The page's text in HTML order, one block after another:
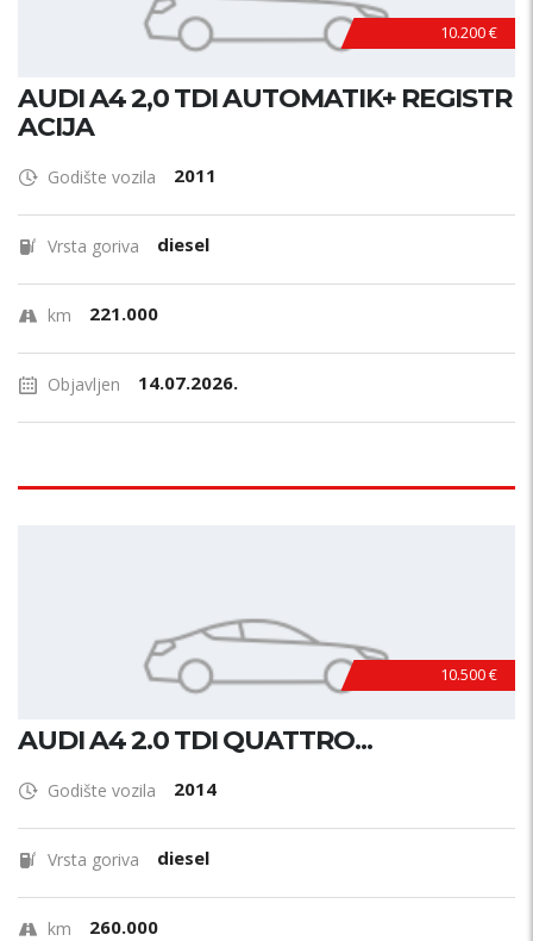
10.200 €
AUDI A4 2,0 TDI AUTOMATIK+ REGISTR
ACIJA
Godište vozila 2011
Vrsta goriva diesel
km 221.000
Objavljen 14.07.2026.
10.500 €
AUDI A4 2.0 TDI QUATTRO...
Godište vozila 2014
Vrsta goriva diesel
km 260.000